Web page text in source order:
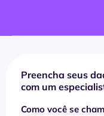
Preencha seus
com um
Como você se